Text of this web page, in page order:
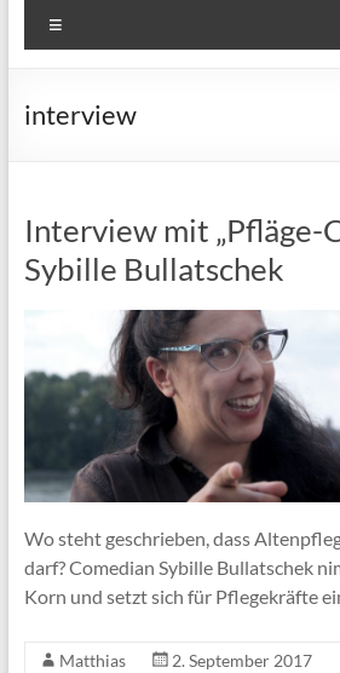
interview
Interview mit „Pfläge-
Sybille Bullatschek
Wo steht geschrieben, dass
darf? Comedian Sybille Bullatschek
Korn und setzt sich für Pflegekräfte
Matthias
2. September 2017